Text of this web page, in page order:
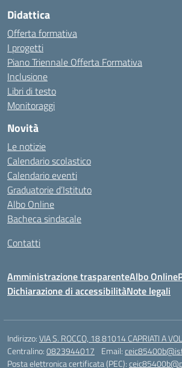
Didattica
Offerta formativa
I progetti
Piano Triennale Offerta Formativa
Inclusione
Libri di testo
Monitoraggi
Novità
Le notizie
Calendario scolastico
Calendario eventi
Graduatorie d’Istituto
Albo Online
Bacheca sindacale
Contatti
Amministrazione trasparenteAlbo Online
Dichiarazione di accessibilitàNote legali
Indirizzo:VIA S. ROCCO, 18 81014 CAPRIATI A
Centralino:0823944017 Email:
Posta elettronica certificata (PEC):